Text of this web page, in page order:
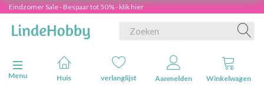
Eindzomer Sale - Bespaar tot 50% - klik hier
Navigatie in-/uitschakelen
Menu
Huis verlanglijst Aanmelden Winkelwagen